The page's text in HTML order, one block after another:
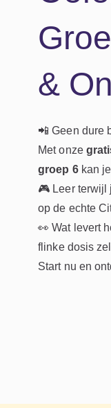
&
📲 Geen dure
Met onze
groep 6kan je
🎮 Leer terwijl
op de echte
👀 Wat levert
flinke dosis
Start nu en